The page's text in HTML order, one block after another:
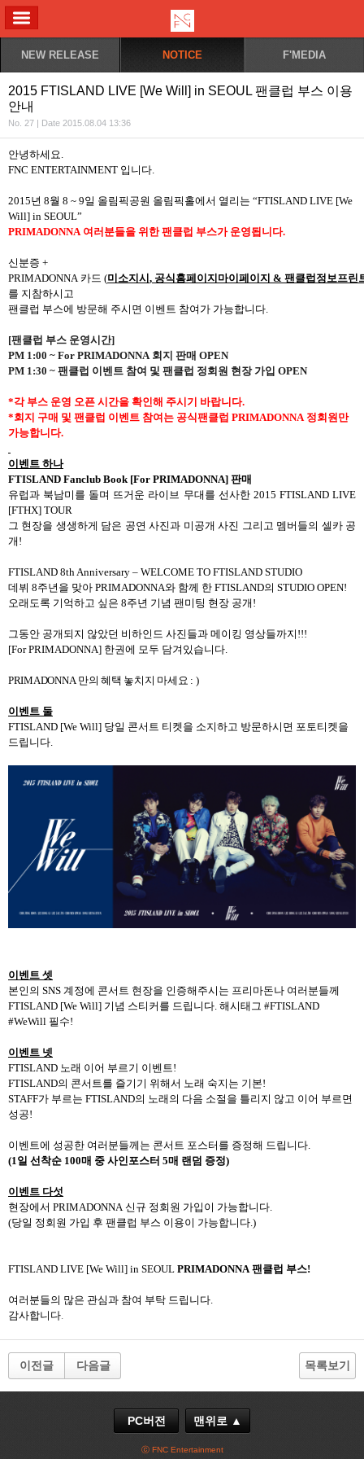
NEW RELEASE NOTICE F'MEDIA
2015 FTISLAND LIVE [We Will] in SEOUL 팬클럽 부스 이용
안내
No. 27 | Date 2015.08.04 13:36
안녕하세요.
FNC ENTERTAINMENT 입니다.
2015년 8월 8 ~ 9일 올림픽공원 올림픽홀에서 열리는 “FTISLAND LIVE [We
Will] in SEOUL”
PRIMADONNA 여러분들을 위한 팬클럽 부스가 운영됩니다.
신분증 +
PRIMADONNA 카드 (미소지시 , 공식홈페이지마이페이지 & 팬클럽정보프린
를 지참하시고
팬클럽 부스에 방문해 주시면 이벤트 참여가 가능합니다.
[팬클럽 부스 운영시간]
PM 1:00 ~ For PRIMADONNA 회지 판매 OPEN
PM 1:30 ~ 팬클럽 이벤트 참여 및 팬클럽 정회원 현장 가입 OPEN
*각 부스 운영 오픈 시간을 확인해 주시기 바랍니다.
*회지 구매 및 팬클럽 이벤트 참여는 공식팬클럽 PRIMADONNA 정회원만
가능합니다.
이벤트 하나
FTISLAND Fanclub Book [For PRIMADONNA] 판매
유럽과 북남미를 돌며 뜨거운 라이브 무대를 선사한2015 FTISLAND LIVE
[FTHX] TOUR
그 현장을 생생하게 담은 공연 사진과 미공개 사진 그리고 멤버들의 셀카 공
개 !
FTISLAND 8th Anniversary – WELCOME TO FTISLAND STUDIO
데뷔 8주년을 맞아 PRIMADONNA와 함께 한 FTISLAND의 STUDIO OPEN!
오래도록 기억하고 싶은 8주년 기념 팬미팅 현장 공개 !
그동안 공개되지 않았던 비하인드 사진들과 메이킹 영상들까지 !!!
[For PRIMADONNA] 한권에 모두 담겨있습니다.
PRIMADONNA만의 혜택 놓치지 마세요 : )
이벤트 둘
FTISLAND [We Will] 당일 콘서트 티켓을 소지하고 방문하시면 포토티켓을
드립니다.
이벤트 셋
본인의 SNS 계정에 콘서트 현장을 인증해주시는 프리마돈나 여러분들께
FTISLAND [We Will] 기념 스티커를 드립니다 해시태그 #FTISLAND
#WeWill 필수!
이벤트 넷
FTISLAND 노래 이어 부르기 이벤트 !
FTISLAND의 콘서트를 즐기기 위해서 노래 숙지는 기본!
STAFF가 부르는 FTISLAND의 노래의 다음 소절을 틀리지 않고 이어 부르면
성공!
이벤트에 성공한 여러분들께는 콘서트 포스터를 증정해 드립니다
(1 일 선착순 100매 중 사인포스터 5매 랜덤 증정)
이벤트 다섯
현장에서 PRIMADONNA 신규 정회원 가입이 가능합니다
(당일 정회원 가입 후 팬클럽 부스 이용이 가능합니다 .)
FTISLAND LIVE [We Will] in SEOUL PRIMADONNA 팬클럽 부스!
여러분들의 많은 관심과 참여 부탁 드립니다
감사합니다
이전글 다음글 목록보기
PC버전 맨위로 ▲
ⓒ FNC Entertainment